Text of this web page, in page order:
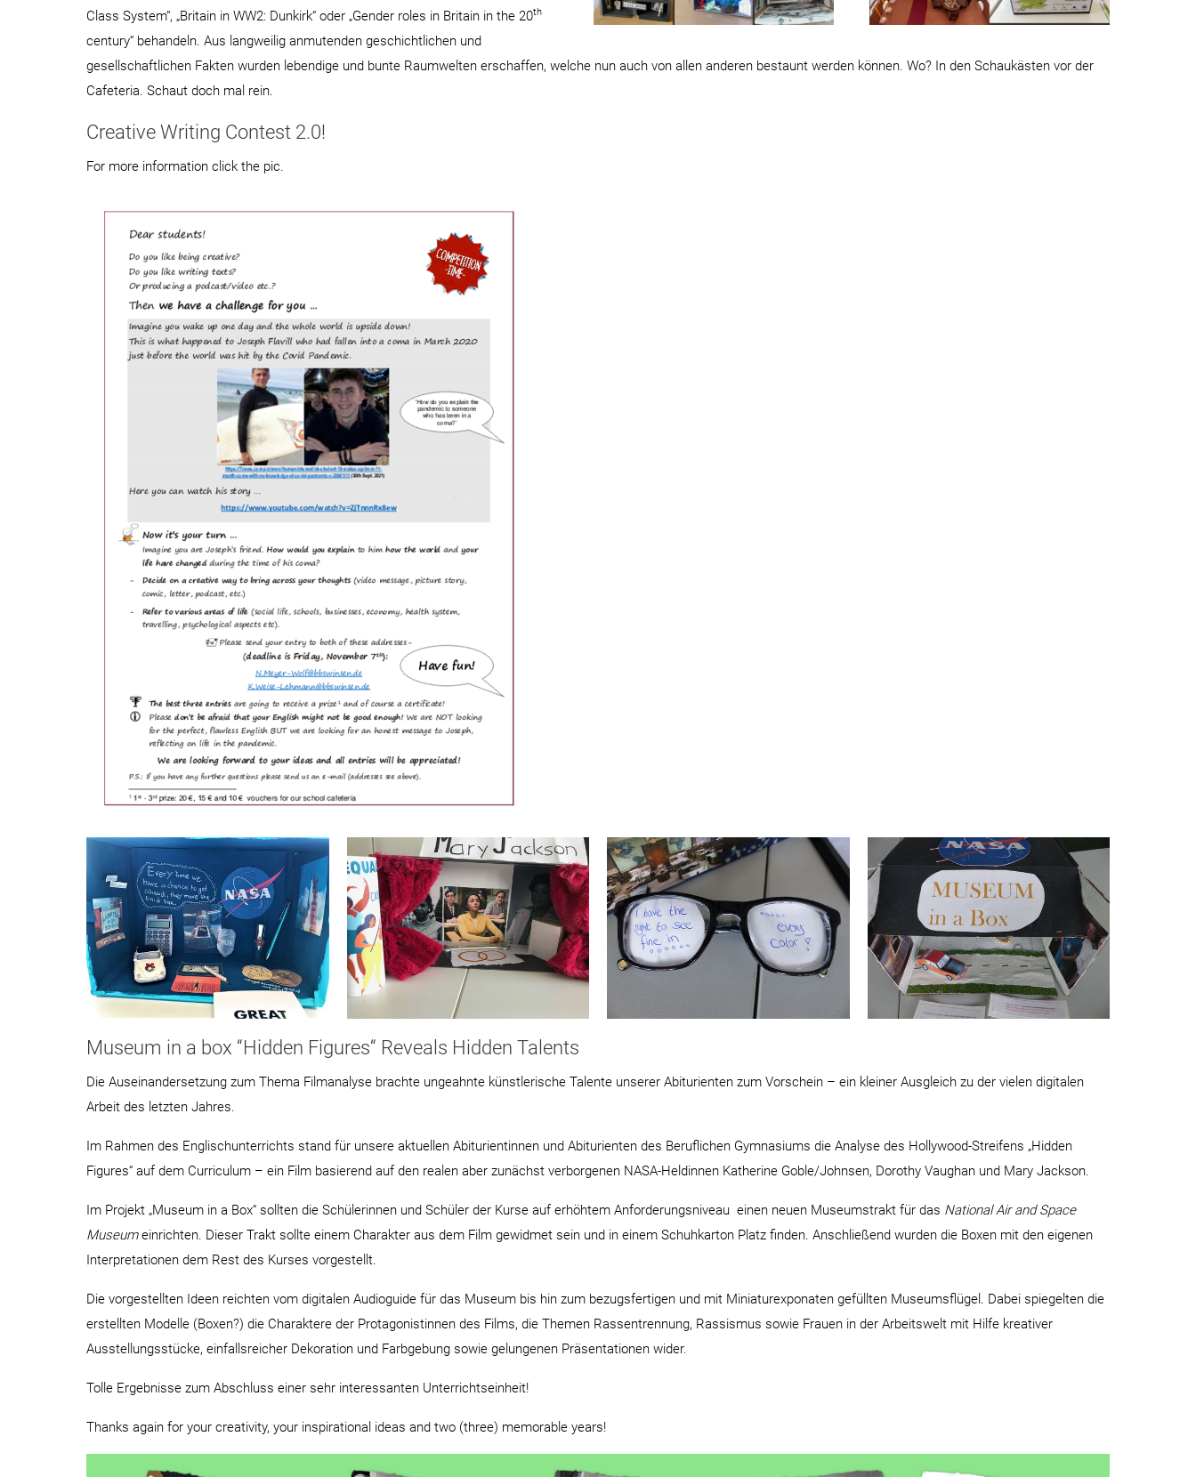
Class System“, „Britain in WW2: Dunkirk“ oder „Gender roles in Britain in the 20th
century“ behandeln. Aus langweilig anmutenden geschichtlichen und
gesellschaftlichen Fakten wurden lebendige und bunte Raumwelten erschaffen, welche nun auch von allen anderen bestaunt werden können. Wo? In den Schaukästen vor der
Cafeteria. Schaut doch mal rein.
Creative Writing Contest 2.0!
For more information click the pic.
Museum in a box “Hidden Figures“ Reveals Hidden Talents
Die Auseinandersetzung zum Thema Filmanalyse brachte ungeahnte künstlerische Talente unserer Abiturienten zum Vorschein – ein kleiner Ausgleich zu der vielen digitalen
Arbeit des letzten Jahres.
Im Rahmen des Englischunterrichts stand für unsere aktuellen Abiturientinnen und Abiturienten des Beruflichen Gymnasiums die Analyse des Hollywood-Streifens „Hidden
Figures“ auf dem Curriculum – ein Film basierend auf den realen aber zunächst verborgenen NASA-Heldinnen Katherine Goble/Johnsen, Dorothy Vaughan und Mary Jackson.
Im Projekt „Museum in a Box“ sollten die Schülerinnen und Schüler der Kurse auf erhöhtem Anforderungsniveau einen neuen Museumstrakt für das National Air and Space
Museumeinrichten. Dieser Trakt sollte einem Charakter aus dem Film gewidmet sein und in einem Schuhkarton Platz finden. Anschließend wurden die Boxen mit den eigenen
Interpretationen dem Rest des Kurses vorgestellt.
Die vorgestellten Ideen reichten vom digitalen Audioguide für das Museum bis hin zum bezugsfertigen und mit Miniaturexponaten gefüllten Museumsflügel. Dabei spiegelten die
erstellten Modelle (Boxen?) die Charaktere der Protagonistinnen des Films, die Themen Rassentrennung, Rassismus sowie Frauen in der Arbeitswelt mit Hilfe kreativer
Ausstellungsstücke, einfallsreicher Dekoration und Farbgebung sowie gelungenen Präsentationen wider.
Tolle Ergebnisse zum Abschluss einer sehr interessanten Unterrichtseinheit!
Thanks again for your creativity, your inspirational ideas and two (three) memorable years!